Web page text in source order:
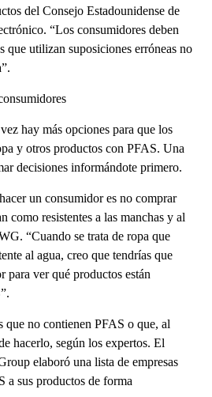
del Consejo Estadounidense de
“Los consumidores deben
que utilizan suposiciones erróneas no
hay más opciones para que los
y otros productos con PFAS. Una
decisiones informándote primero.
un consumidor es no comprar
como resistentes a las manchas y al
“Cuando se trata de ropa que
al agua, creo que tendrías que
para ver qué productos están
que no contienen PFAS o que, al
hacerlo, según los expertos. El
elaboró una lista de empresas
a sus productos de forma